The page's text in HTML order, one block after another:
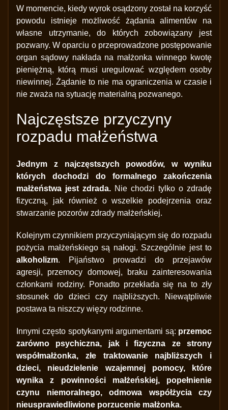
W momencie, kiedy wyrok osądzony został na korzyść
powodu istnieje możliwość żądania alimentów na
własne utrzymanie, do których zobowiązany jest
pozwany. W oparciu o przeprowadzone postępowanie
organ sądowy nakłada na małżonka winnego kwotę
pieniężną, którą musi uregulować względem osoby
niewinnej. Żądanie to nie ma ograniczenia w czasie i
nie zważa na sytuację materialną pozwanego.
Najczęstsze przyczyny
rozpadu małżeństwa
Jednym z najczęstszych powodów, w wyniku
których dochodzi do formalnego zakończenia
małżeństwa jest zdrada. Nie chodzi tylko o zdradę
fizyczną, jak również o wszelkie podejrzenia oraz
stwarzanie pozorów zdrady małżeńskiej.
Kolejnym czynnikiem przyczyniającym się do rozpadu
pożycia małżeńskiego są nałogi. Szczególnie jest to
alkoholizm. Pijaństwo prowadzi do przejawów
agresji, przemocy domowej, braku zainteresowania
członkami rodziny. Ponadto przekłada się na to zły
stosunek do dzieci czy najbliższych. Niewątpliwie
postawa ta niszczy więzy rodzinne.
Innymi często spotykanymi argumentami są: przemoc
zarówno psychiczna, jak i fizyczna ze strony
współmałżonka, złe traktowanie najbliższych i
dzieci, nieudzielenie wzajemnej pomocy, które
wynika z powinności małżeńskiej, popełnienie
czynu niemoralnego, odmowa współżycia czy
nieusprawiedliwione porzucenie małżonka.